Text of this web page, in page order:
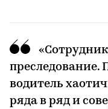
преследование.
водитель
ряда в ряд и